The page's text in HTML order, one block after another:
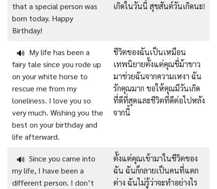
that a special person was
born today. Happy
Birthday!
เกิดในวันนี้ สุขสันต์วันเกิดนะ!
🔊 My life has been a
fairy tale since you rode up
on your white horse to
rescue me from my
loneliness. I love you so
very much. Wishing you the
best on your birthday and
life afterward.
ชีวิตของฉันเป็นเหมือน
เทพนิยายตั้งแต่คุณขี่ม้าขาว
มาช่วยฉันจากความเหงา ฉัน
รักคุณมาก ขอให้คุณมีวันเกิด
ที่ดีที่สุดและชีวิตที่ดีต่อไปหลัง
จากนี้
🔊 Since you came into
my life, I have been a
different person. I don’t
ตั้งแต่คุณเข้ามาในชีวิตของ
ฉัน ฉันก็กลายเป็นคนที่แตก
ต่าง ฉันไม่รู้ว่าจะทำอย่างไร